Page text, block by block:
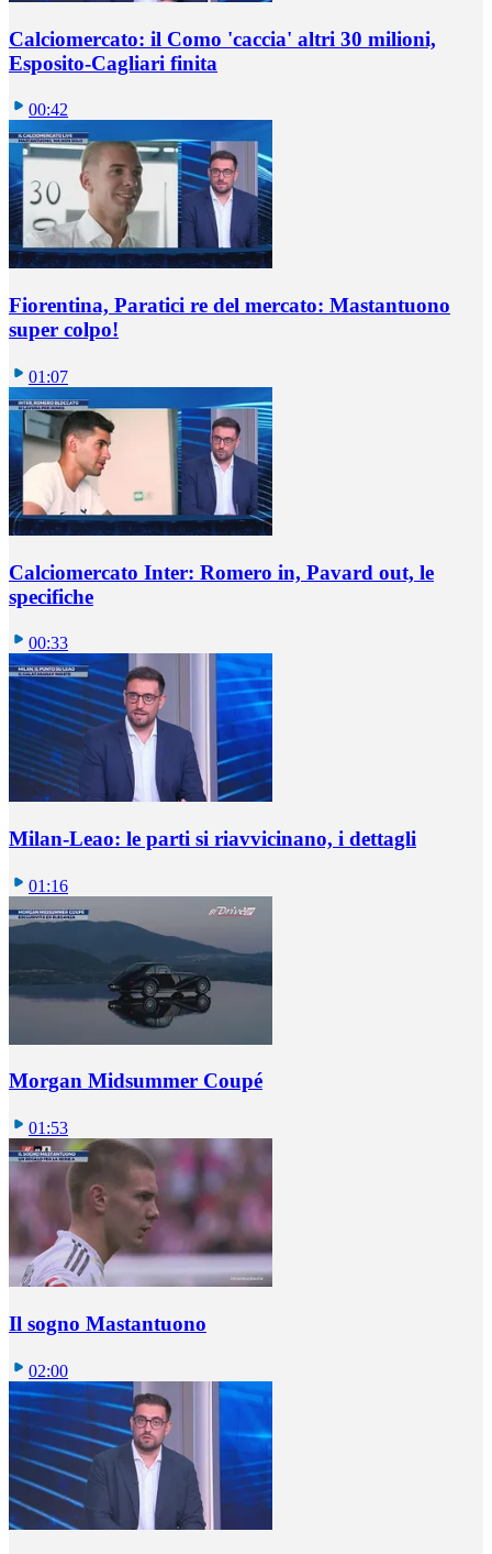
Calciomercato: il Como 'caccia' altri 30 milioni,
Esposito-Cagliari finita
00:42
Fiorentina, Paratici re del mercato: Mastantuono
super colpo!
01:07
Calciomercato Inter: Romero in, Pavard out, le
specifiche
00:33
Milan-Leao: le parti si riavvicinano, i dettagli
01:16
Morgan Midsummer Coupé
01:53
Il sogno Mastantuono
02:00